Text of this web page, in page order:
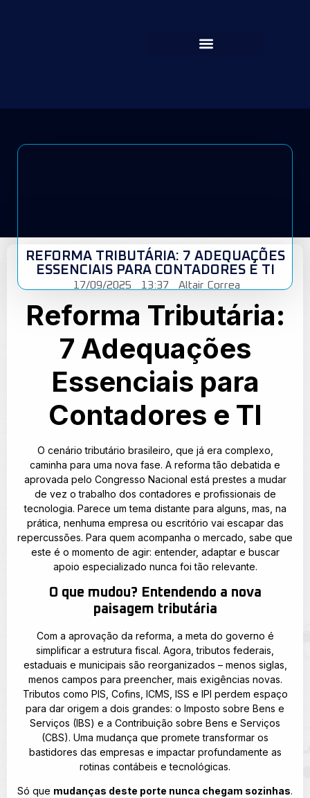
REFORMA TRIBUTÁRIA: 7 ADEQUAÇÕES
ESSENCIAIS PARA CONTADORES E TI
17/09/2025 13:37 Altair Correa
Reforma Tributária:
7 Adequações
Essenciais para
Contadores e TI
O cenário tributário brasileiro, que já era complexo,
caminha para uma nova fase. A reforma tão debatida e
aprovada pelo Congresso Nacional está prestes a mudar
de vez o trabalho dos contadores e profissionais de
tecnologia. Parece um tema distante para alguns, mas, na
prática, nenhuma empresa ou escritório vai escapar das
repercussões. Para quem acompanha o mercado, sabe que
este é o momento de agir: entender, adaptar e buscar
apoio especializado nunca foi tão relevante.
O que mudou? Entendendo a nova
paisagem tributária
Com a aprovação da reforma, a meta do governo é
simplificar a estrutura fiscal. Agora, tributos federais,
estaduais e municipais são reorganizados – menos siglas,
menos campos para preencher, mais exigências novas.
Tributos como PIS, Cofins, ICMS, ISS e IPI perdem espaço
para dar origem a dois grandes: o Imposto sobre Bens e
Serviços (IBS) e a Contribuição sobre Bens e Serviços
(CBS). Uma mudança que promete transformar os
bastidores das empresas e impactar profundamente as
rotinas contábeis e tecnológicas.
Só que mudanças deste porte nunca chegam sozinhas.